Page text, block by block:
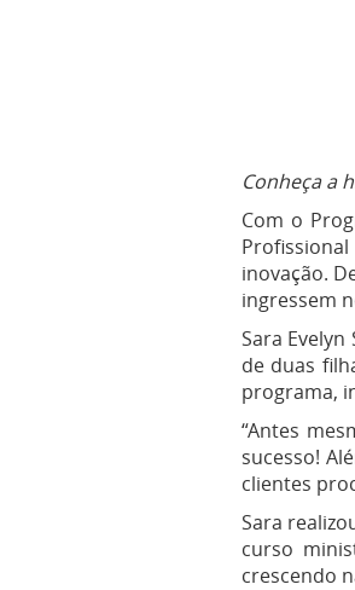
Conheça a
Com o
inovação.
ingressem
Sara
de duas
programa,
“Antes
sucesso!
clientes
Sara
curso
crescendo